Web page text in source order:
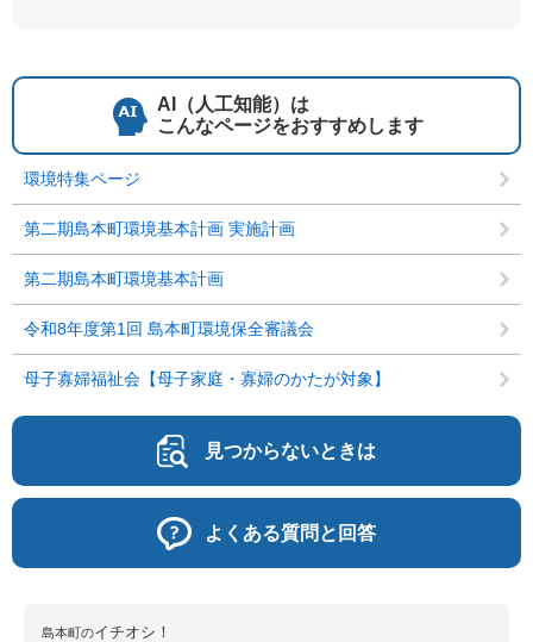
AI（人工知能）は
こんなページをおすすめします
環境特集ページ
第二期島本町環境基本計画 実施計画
第二期島本町環境基本計画
令和8年度第1回 島本町環境保全審議会
母子寡婦福祉会【母子家庭・寡婦のかたが対象】
見つからないときは
よくある質問と回答
島本町のイチオシ！